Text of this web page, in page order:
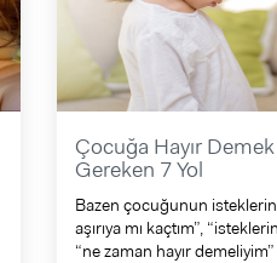
Çocuğa Hayır
Gereken 7 Yol
Bazen çocuğunun
aşırıya mı kaçtım”,
“ne zaman hayır